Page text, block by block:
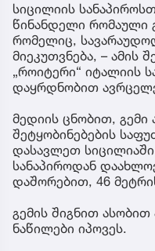
სიცილიის
წინანდელი რომაული
რომელიც,
მიეკუთვნება, – ამის
„როიტერი“ იტალიის
დაყრდნობით
მედიის ცნობით,
შეტყობინებების
დასავლეთ
სანაპიროდან
დაშორებით, 46
გემის შიგნით
ნაწილები იპოვეს.